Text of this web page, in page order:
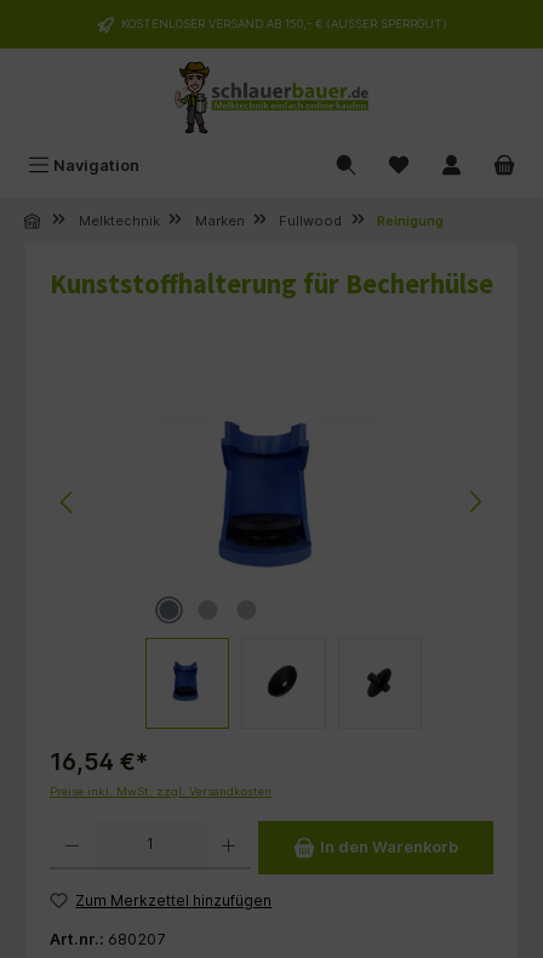
springen KOSTENLOSER VERSAND AB 150,- € (AUSSER SPERRGUT)
Navigation
Melktechnik Marken Fullwood Reinigung
Kunststoffhalterung für Becherhülse
16,54 €*
Preise inkl. MwSt. zzgl. Versandkosten
In den Warenkorb
Zum Merkzettel hinzufügen
Art.nr.: 680207